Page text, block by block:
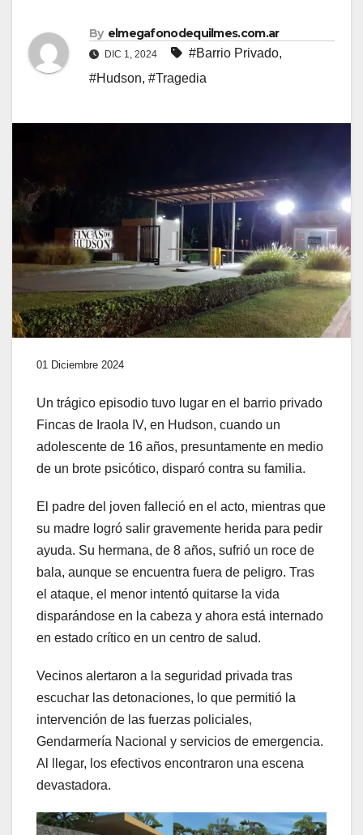
By elmegafonodequilmes.com.ar
DIC 1, 2024 #Barrio Privado,
#Hudson, #Tragedia
01 Diciembre 2024
Un trágico episodio tuvo lugar en el barrio privado
Fincas de Iraola IV, en Hudson, cuando un
adolescente de 16 años, presuntamente en medio
de un brote psicótico, disparó contra su familia.
El padre del joven falleció en el acto, mientras que
su madre logró salir gravemente herida para pedir
ayuda. Su hermana, de 8 años, sufrió un roce de
bala, aunque se encuentra fuera de peligro. Tras
el ataque, el menor intentó quitarse la vida
disparándose en la cabeza y ahora está internado
en estado crítico en un centro de salud.
Vecinos alertaron a la seguridad privada tras
escuchar las detonaciones, lo que permitió la
intervención de las fuerzas policiales,
Gendarmería Nacional y servicios de emergencia.
Al llegar, los efectivos encontraron una escena
devastadora.